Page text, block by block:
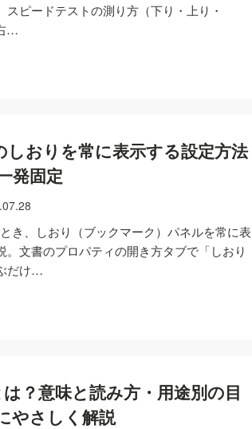
ピードテストの測り方（下り・上り・
…
おりを常に表示する設定方法
発固定
き、しおり（ブックマーク）パネルを常に表
。文書のプロパティの開き方タブで「しおり
だけ…
？意味と読み方・用途別の目
やさしく解説